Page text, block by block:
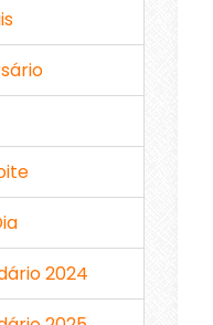
2024